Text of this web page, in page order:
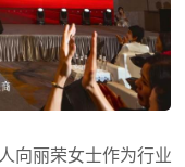
向丽荣女士作为行业